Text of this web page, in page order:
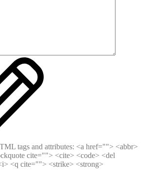
tags and attributes: <a href=""> <abbr>
cite=""> <cite> <code> <del
<q cite=""> <strike> <strong>